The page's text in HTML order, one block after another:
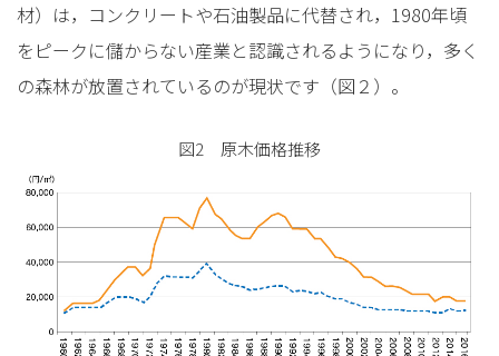
材）は，コンクリートや石油製品に代替され，1980年頃
をピークに儲からない産業と認識されるようになり，多く
の森林が放置されているのが現状です（図２）。
図2 原木価格推移